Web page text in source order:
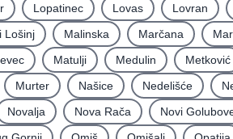
Lopatinec Lovas Lovran
Lošinj Malinska Marčana
Matulji Medulin Metković
Murter Našice Nedelišće
Novalja Nova Rača Novi